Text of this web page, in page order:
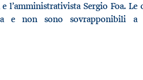
e l’amministrativista Sergio Foa.
e non sono sovrapponibili a